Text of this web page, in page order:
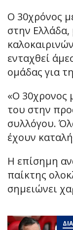
Ο 30χρόνος
στην
ενταχθεί
ομάδας για
«Ο 30χρονος
του στην
συλλόγου.
έχουν
Η επίσημη
παίκτης
σημειώνει